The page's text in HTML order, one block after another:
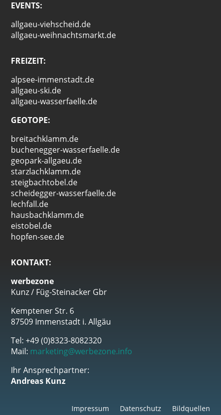
EVENTS:
allgaeu-viehscheid.de
allgaeu-weihnachtsmarkt.de
FREIZEIT:
alpsee-immenstadt.de
allgaeu-ski.de
allgaeu-wasserfaelle.de
GEOTOPE:
breitachklamm.de
buchenegger-wasserfaelle.de
geopark-allgaeu.de
starzlachklamm.de
steigbachtobel.de
scheidegger-wasserfaelle.de
lechfall.de
hausbachklamm.de
eistobel.de
hopfen-see.de
KONTAKT:
werbezone
Kunz / Füg-Steinacker Gbr
Kemptener Str. 6
87509 Immenstadt i. Allgäu
Tel: +49 (0)8323-8082320
Mail: marketing@werbezone.info
Ihr Ansprechpartner:
Andreas Kunz
Impressum Datenschutz Bildquellen